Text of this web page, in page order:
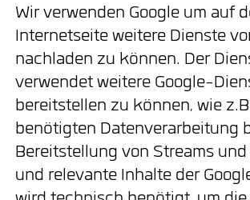
Wir verwenden Google um auf
Internetseite weitere Dienste
nachladen zu können. Der
verwendet weitere Google-
bereitstellen zu können, wie
benötigten Datenverarbeitung
Bereitstellung von Streams
und relevante Inhalte der